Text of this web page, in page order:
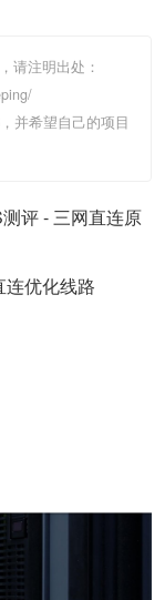
请注明出处：
并希望自己的项目
评 - 三网直连原
连优化线路